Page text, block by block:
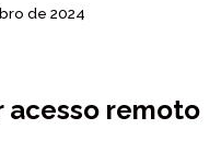
de 2024
acesso remoto